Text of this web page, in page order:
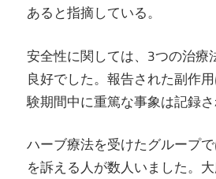
あると指摘している。
安全性に関しては、3つの治療
良好でした。報告された副作
験期間中に重篤な事象は記録さ
ハーブ療法を受けたグループ
を訴える人が数人いました。